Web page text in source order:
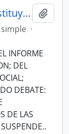
Actas Asamblea Nacional Constituyente 97-98
·
INFORME
DEL
DEBATE:
DE LAS